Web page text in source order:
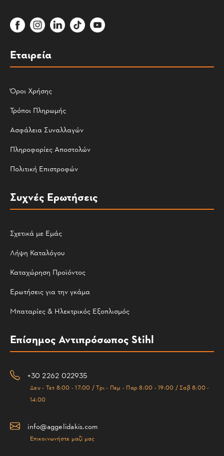
Εταιρεία
Όροι Χρήσης
Τρόποι Πληρωμής
Ασφάλεια Συναλλαγών
Πληροφορίες Αποστολών
Πολιτική Επιστροφών
Συχνές Ερωτήσεις
Σχετικά με Εμάς
Λήψη Καταλόγου
Καταχώρηση Προϊόντος
Ερωτήσεις για την γκάμα
Μπαταρίες & Ηλεκτρικός Εξοπλισμός
Επίσημος Αντιπρόσωπος Stihl
+30 2262 022935
Δευ - Τετ 8:00 - 17:00 / Τρι - Πεμ - Παρ 8:00 - 19:00 / Σαβ 8:00 -
14:00
info@aggelidakis.com
Επικοινωνήστε μαζί μας